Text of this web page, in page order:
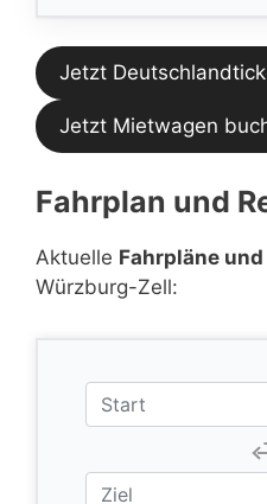
Jetzt
Jetzt Mietwagen
Fahrplan und
Aktuelle Fahrpläne
Würzburg-Zell: